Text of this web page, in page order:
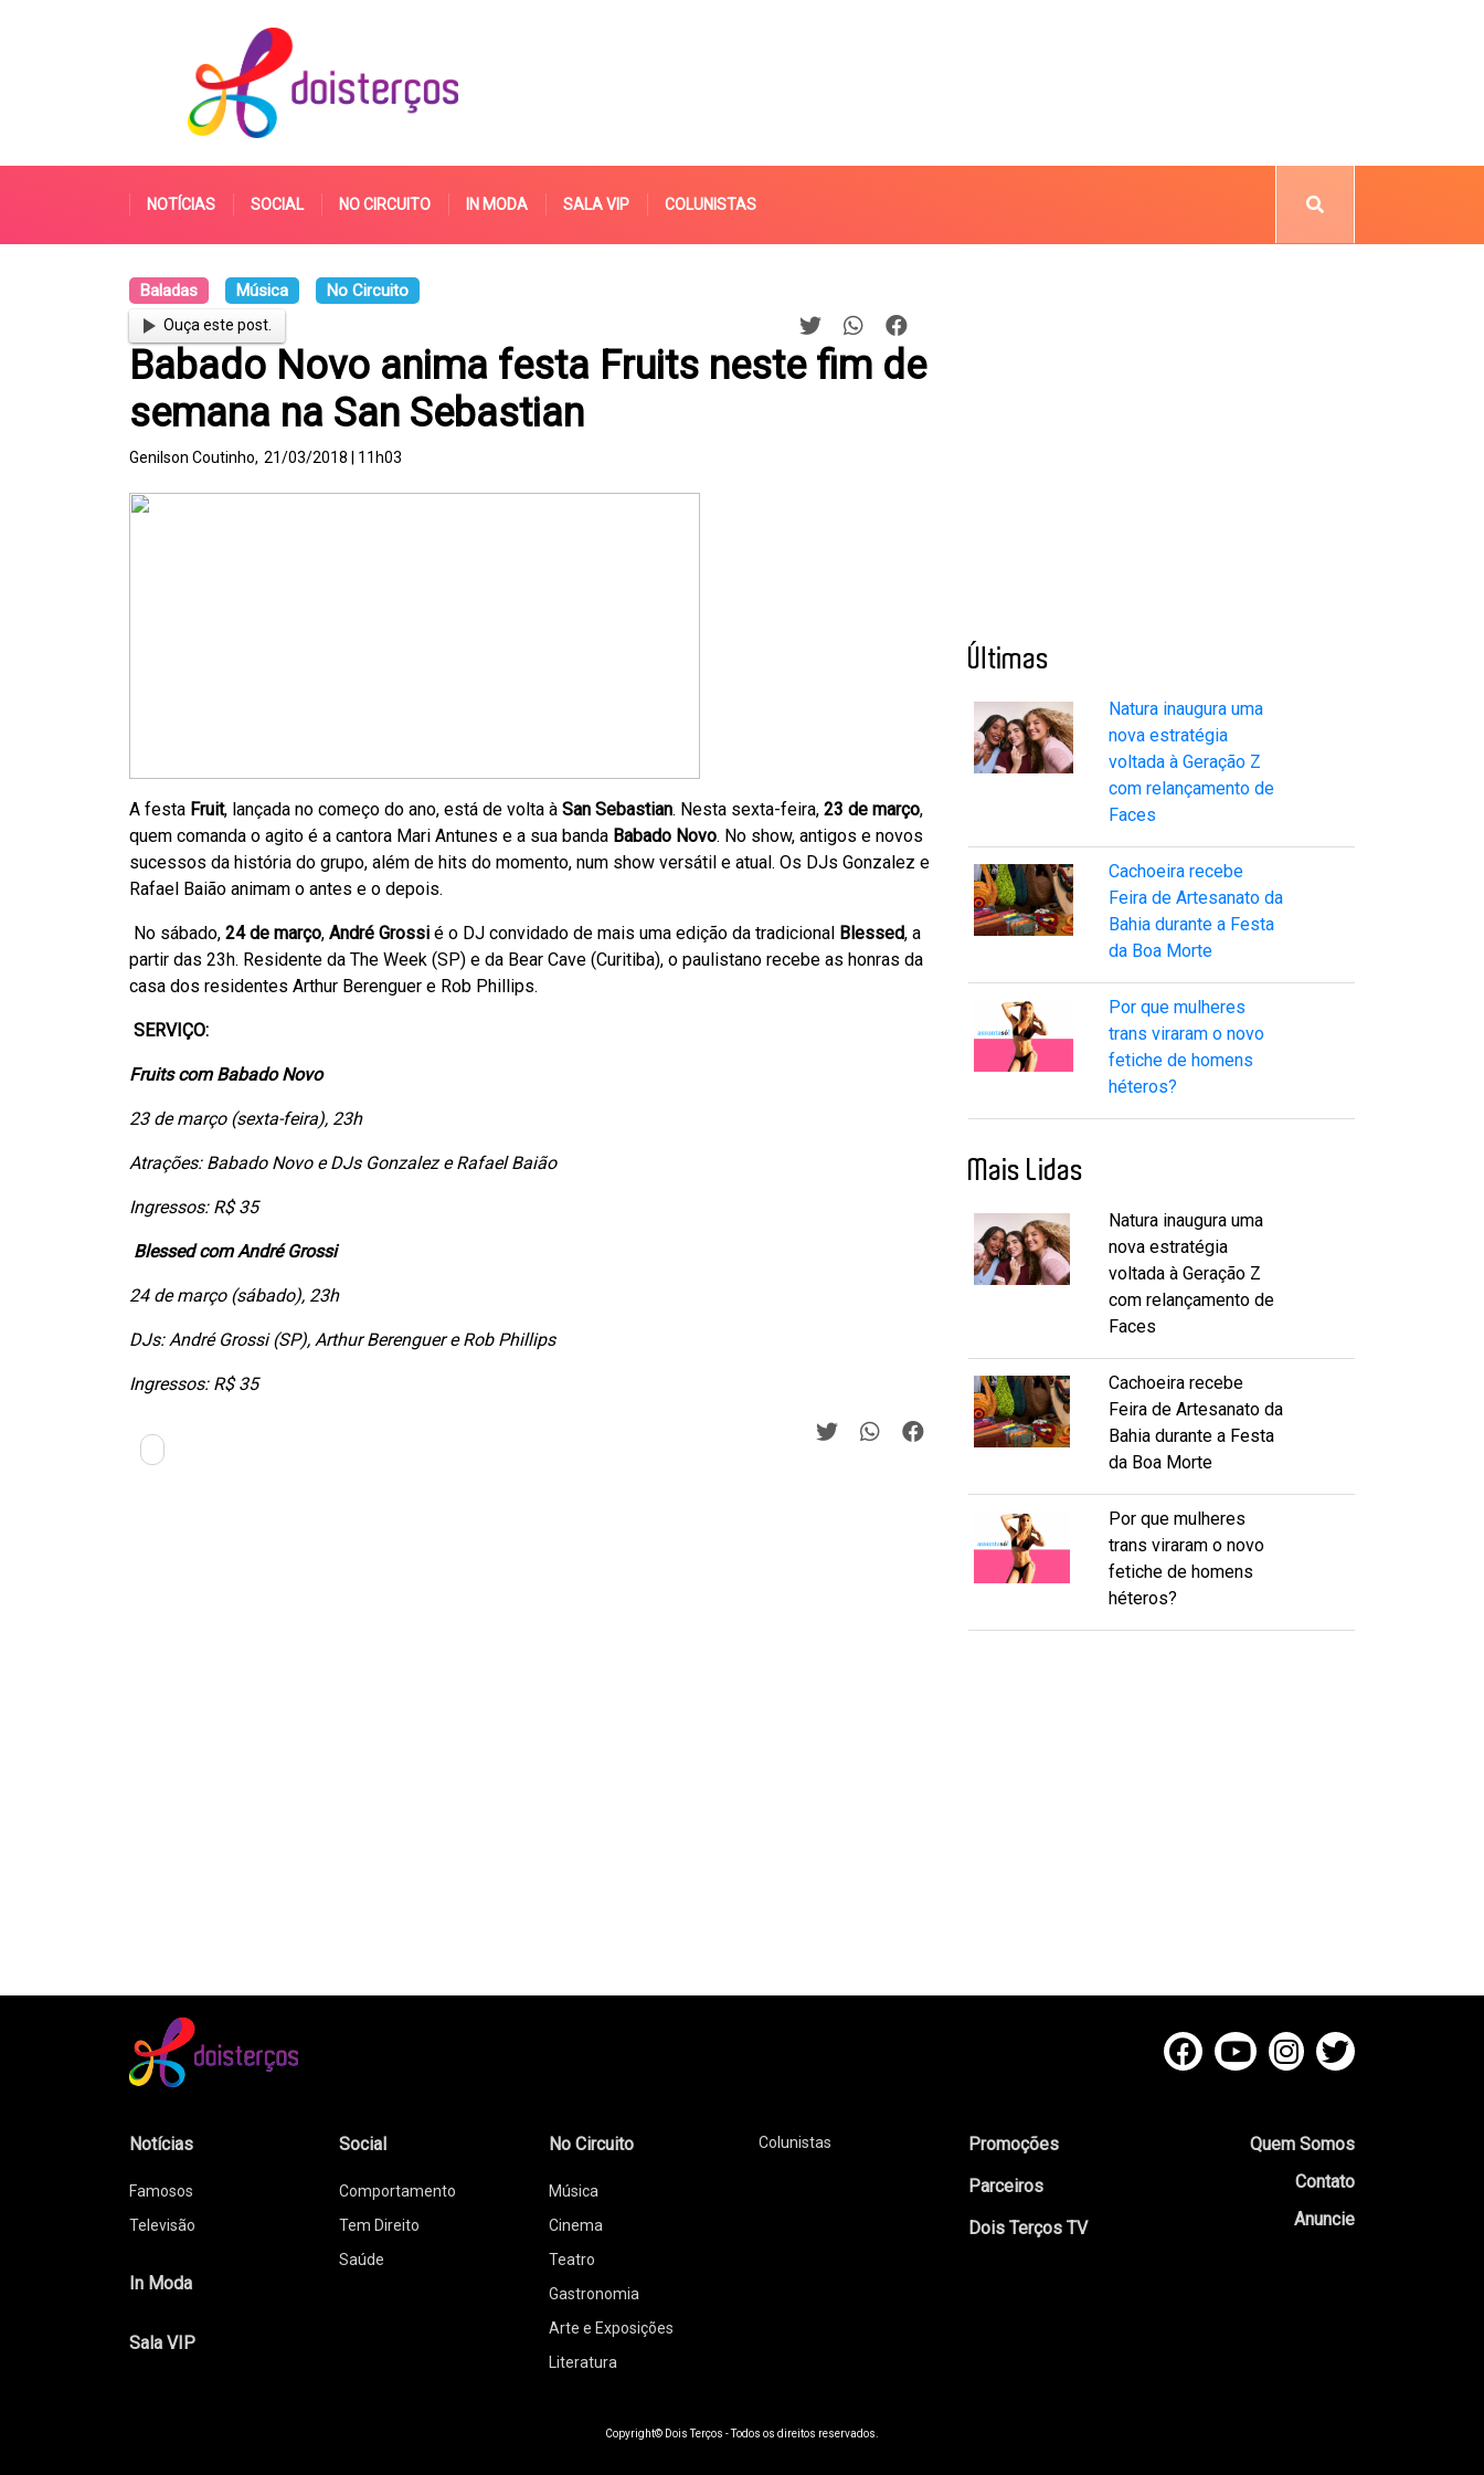
NOTÍCIAS SOCIAL NO CIRCUITO IN MODA SALA VIP COLUNISTAS
Baladas Música No Circuito
Ouça este post.
Babado Novo anima festa Fruits neste fim de
semana na San Sebastian
Genilson Coutinho, 21/03/2018 | 11h03
A festa Fruit, lançada no começo do ano, está de volta à San Sebastian. Nesta sexta-feira, 23 de março,
quem comanda o agito é a cantora Mari Antunes e a sua banda Babado Novo. No show, antigos e novos
sucessos da história do grupo, além de hits do momento, num show versátil e atual. Os DJs Gonzalez e
Rafael Baião animam o antes e o depois.
No sábado, 24 de março, André Grossi é o DJ convidado de mais uma edição da tradicional Blessed, a
partir das 23h. Residente da The Week (SP) e da Bear Cave (Curitiba), o paulistano recebe as honras da
casa dos residentes Arthur Berenguer e Rob Phillips.
SERVIÇO:
Fruits com Babado Novo
23 de março (sexta-feira), 23h
Atrações: Babado Novo e DJs Gonzalez e Rafael Baião
Ingressos: R$ 35
Blessed com André Grossi
24 de março (sábado), 23h
DJs: André Grossi (SP), Arthur Berenguer e Rob Phillips
Ingressos: R$ 35
Últimas
Natura inaugura uma
nova estratégia
voltada à Geração Z
com relançamento de
Faces
Cachoeira recebe
Feira de Artesanato da
Bahia durante a Festa
da Boa Morte
Por que mulheres
trans viraram o novo
fetiche de homens
héteros?
Mais Lidas
Natura inaugura uma
nova estratégia
voltada à Geração Z
com relançamento de
Faces
Cachoeira recebe
Feira de Artesanato da
Bahia durante a Festa
da Boa Morte
Por que mulheres
trans viraram o novo
fetiche de homens
héteros?
Notícias
Famosos
Televisão
In Moda
Sala VIP
Social
Comportamento
Tem Direito
Saúde
No Circuito
Música
Cinema
Teatro
Gastronomia
Arte e Exposições
Literatura
Colunistas
Promoções
Parceiros
Dois Terços TV
Quem Somos
Contato
Anuncie
Copyright© Dois Terços - Todos os direitos reservados.